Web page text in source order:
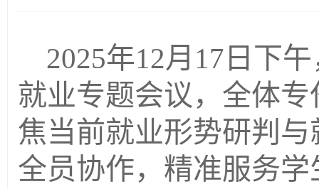
2025年12月17日下
就业专题会议，全体
焦当前就业形势研判
全员协作，精准服务